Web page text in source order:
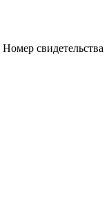
Номер свидетельства